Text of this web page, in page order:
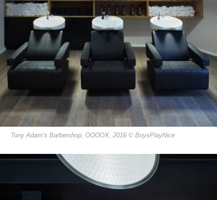
Tony Adam’s Barbershop, OOOOX, 2016 © BoysPlayNice